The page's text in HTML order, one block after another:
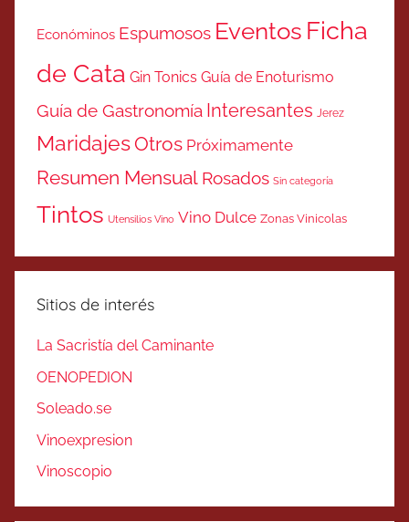
Económinos Espumosos Eventos Ficha
de Cata Gin Tonics Guía de Enoturismo
Guía de Gastronomía Interesantes Jerez
MaridajesOtros Próximamente
Resumen Mensual Rosados Sin categoría
Tintos Utensilios Vino Vino Dulce Zonas Vinicolas
Sitios de interés
La Sacristía del Caminante
OENOPEDION
Soleado.se
Vinoexpresion
Vinoscopio